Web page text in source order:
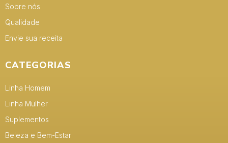
Sobre nós
Qualidade
Envie sua receita
CATEGORIAS
Linha Homem
Linha Mulher
Suplementos
Beleza e Bem-Estar